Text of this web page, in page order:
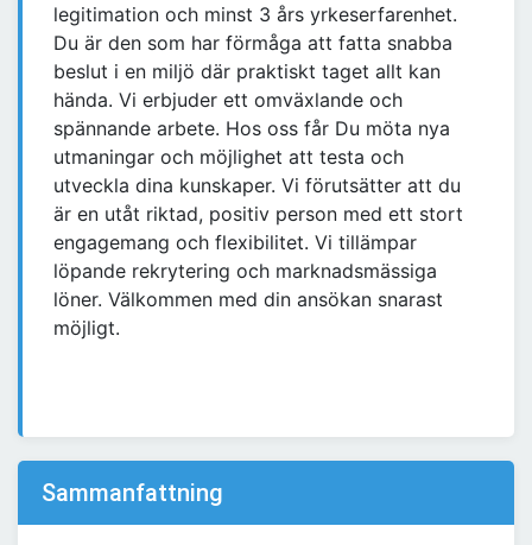
legitimation och minst 3 års yrkeserfarenhet.
Du är den som har förmåga att fatta snabba
beslut i en miljö där praktiskt taget allt kan
hända. Vi erbjuder ett omväxlande och
spännande arbete. Hos oss får Du möta nya
utmaningar och möjlighet att testa och
utveckla dina kunskaper. Vi förutsätter att du
är en utåt riktad, positiv person med ett stort
engagemang och flexibilitet. Vi tillämpar
löpande rekrytering och marknadsmässiga
löner. Välkommen med din ansökan snarast
möjligt.
Sammanfattning